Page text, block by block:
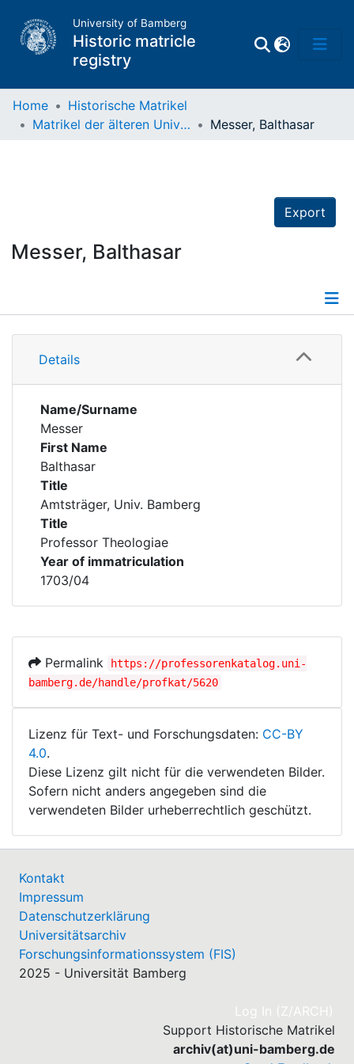
University of Bamberg
Historic matricle
registry
Home
Historische Matrikel
Matrikel der älteren Universität
Messer, Balthasar
Export
Messer, Balthasar
Details
Details
Name/Surname
Messer
First Name
Balthasar
Title
Amtsträger, Univ. Bamberg
Title
Professor Theologiae
Year of immatriculation
1703/04
Permalink
https://professorenkatalog.uni-
bamberg.de/handle/profkat/5620
Lizenz für Text- und Forschungsdaten: CC-BY
4.0.
Diese Lizenz gilt nicht für die verwendeten Bilder.
Sofern nicht anders angegeben sind die
verwendeten Bilder urheberrechtlich geschützt.
Kontakt
Impressum
Datenschutzerklärung
Universitätsarchiv
Forschungsinformationssystem (FIS)
2025 - Universität Bamberg
Log In (Z/ARCH)
Support Historische Matrikel
archiv(at)uni-bamberg.de